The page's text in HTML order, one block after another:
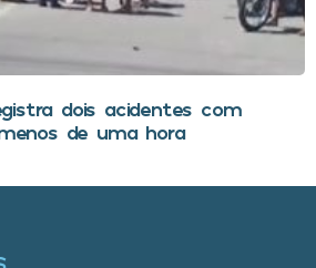
dois acidentes com
de uma hora